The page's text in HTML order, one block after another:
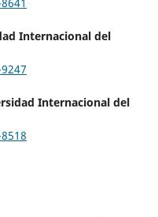
Internacional del
Internacional del